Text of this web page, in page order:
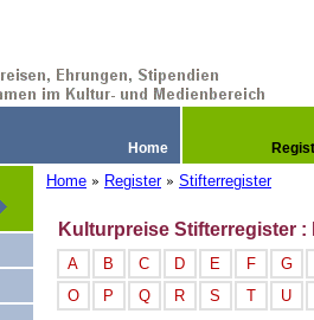
Home
Home » Register » Stifterregister
Kulturpreise Stifterregister :
A B C D E F
G
O
P Q R S T U